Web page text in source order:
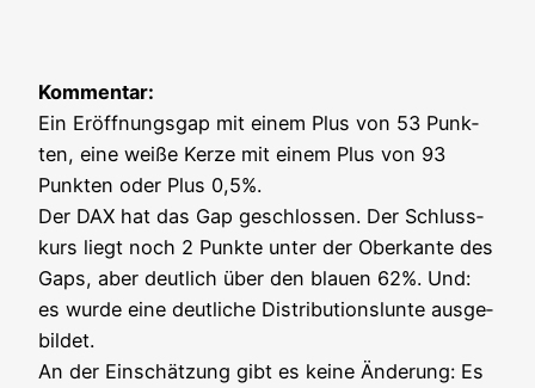
Kom­men­tar:
Ein Eröff­nungs­gap mit einem Plus von 53 Punk­
ten, eine wei­ße Ker­ze mit einem Plus von 93
Punk­ten oder Plus 0,5%.
Der DAX hat das Gap geschlos­sen. Der Schluss­
kurs liegt noch 2 Punk­te unter der Ober­kan­te des
Gaps, aber deut­lich über den blau­en 62%. Und:
es wur­de eine deut­li­che Dis­tri­bu­ti­ons­lun­te aus­ge­
bil­det.
An der Ein­schät­zung gibt es kei­ne Ände­rung: Es